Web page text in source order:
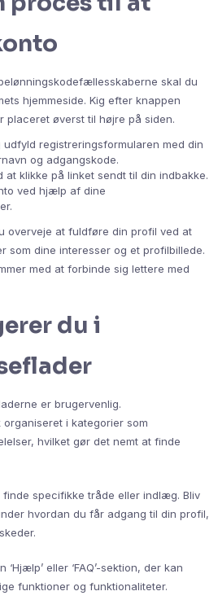
skal du
hjemmeside. Kig efter knappen
placeret øverst til højre på siden.
udfyld registreringsformularen med din
og adgangskode.
klikke på linket sendt til din indbakke.
ved hjælp af dine
overveje at fuldføre din profil ved at
som dine interesser og et profilbillede.
med at forbinde sig lettere med
du i
er brugervenlig.
i kategorier som
hvilket gør det nemt at finde
specifikke tråde eller indlæg. Bliv
hvordan du får adgang til din profil,
eller ‘FAQ’-sektion, der kan
funktioner og funktionaliteter.